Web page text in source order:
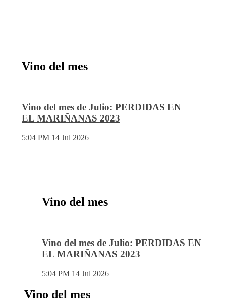
Vino del mes
Vino del mes de Julio: PERDIDAS EN
EL MARIÑANAS 2023
5:04 PM 14 Jul 2026
Vino del mes
Vino del mes de Julio: PERDIDAS EN
EL MARIÑANAS 2023
5:04 PM 14 Jul 2026
Vino del mes